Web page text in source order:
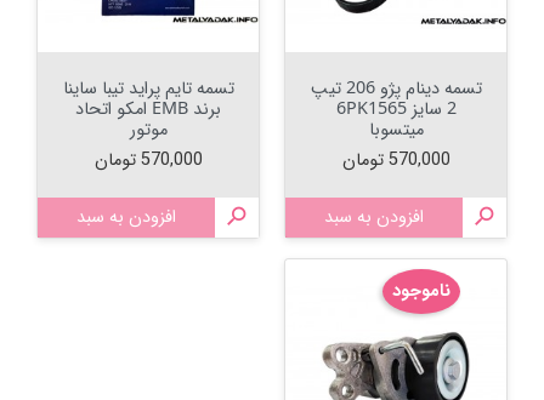
تسمه دینام پژو 206 تیپ
2 سایز 6PK1565
میتسوبا
قیمت
570,000 تومان
 افزودن به سبد
تسمه تایم پراید تیبا ساینا
برند EMB امکو اتحاد
موتور
قیمت
570,000 تومان
 افزودن به سبد
ناموجود